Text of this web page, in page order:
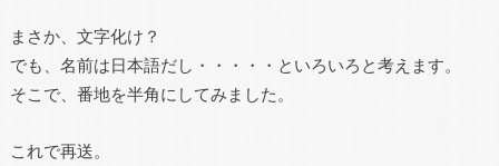
まさか、文字化け？
でも、名前は日本語だし・・・・・といろいろと考えます。
そこで、番地を半角にしてみました。
これで再送。